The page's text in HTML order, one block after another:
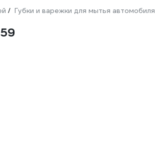
/ Губки и варежки для мытья автомобиля